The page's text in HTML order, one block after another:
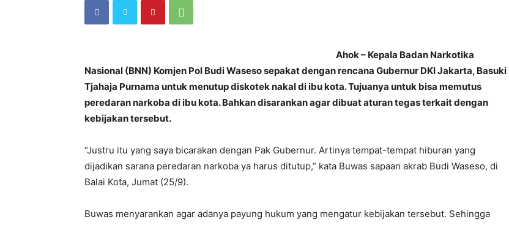
Ahok – Kepala Badan Narkotika
Nasional (BNN) Komjen Pol Budi Waseso sepakat dengan rencana Gubernur DKI Jakarta, Basuki
Tjahaja Purnama untuk menutup diskotek nakal di ibu kota. Tujuanya untuk bisa memutus
peredaran narkoba di ibu kota. Bahkan disarankan agar dibuat aturan tegas terkait dengan
kebijakan tersebut.
“Justru itu yang saya bicarakan dengan Pak Gubernur. Artinya tempat-tempat hiburan yang
dijadikan sarana peredaran narkoba ya harus ditutup‎,” kata Buwas sapaan akrab Budi Waseso, di
Balai Kota, Jumat (25/9).
Buwas menyarankan agar adanya payung hukum yang mengatur kebijakan tersebut. Sehingga